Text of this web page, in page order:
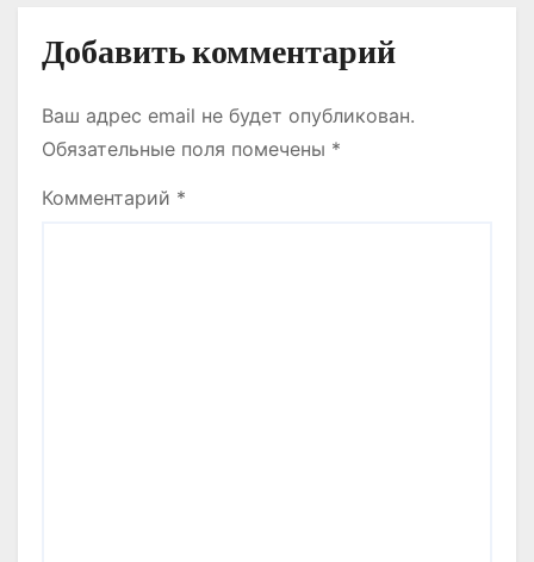
Добавить комментарий
Ваш адрес email не будет опубликован.
Обязательные поля помечены *
Комментарий *